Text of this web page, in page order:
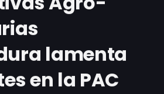
lamenta
en la PAC